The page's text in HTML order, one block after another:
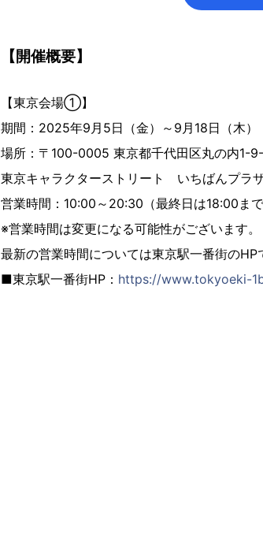
【開催概要】
【東京会場①】
期間：2025年9月5日（金）～9月18日（木）
場所：〒100-0005 東京都千代田区丸の内1-
東京キャラクターストリート いちばんプラ
営業時間：10:00～20:30（最終日は18:00まで
※営業時間は変更になる可能性がございます。
最新の営業時間については東京駅一番街のHP
■東京駅一番街HP： https://www.tokyoeki-